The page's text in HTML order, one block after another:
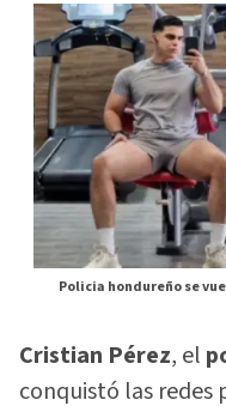
Policia hondureño se
Cristian Pérez, el
conquistó las redes